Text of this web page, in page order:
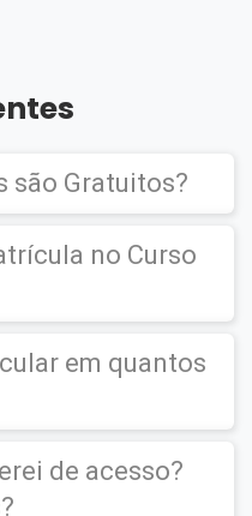
são Gratuitos?
caso deseje emitir o
uma taxa de
Digital não é
no Curso
um vídeo de como
em quantos
em quantos
de acesso?